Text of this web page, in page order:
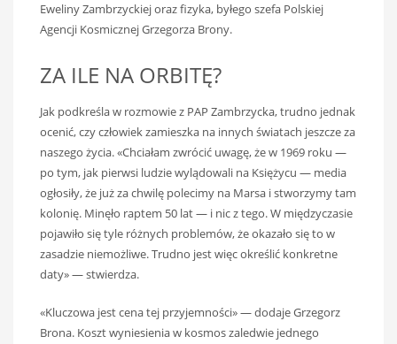
Eweliny Zambrzyckiej oraz fizyka, byłego szefa Polskiej
Agencji Kosmicznej Grzegorza Brony.
ZA ILE NA ORBITĘ?
Jak podkreśla w rozmowie z PAP Zambrzycka, trudno jednak
ocenić, czy człowiek zamieszka na innych światach jeszcze za
naszego życia. «Chciałam zwrócić uwagę, że w 1969 roku —
po tym, jak pierwsi ludzie wylądowali na Księżycu — media
ogłosiły, że już za chwilę polecimy na Marsa i stworzymy tam
kolonię. Minęło raptem 50 lat — i nic z tego. W międzyczasie
pojawiło się tyle różnych problemów, że okazało się to w
zasadzie niemożliwe. Trudno jest więc określić konkretne
daty» — stwierdza.
«Kluczowa jest cena tej przyjemności» — dodaje Grzegorz
Brona. Koszt wyniesienia w kosmos zaledwie jednego